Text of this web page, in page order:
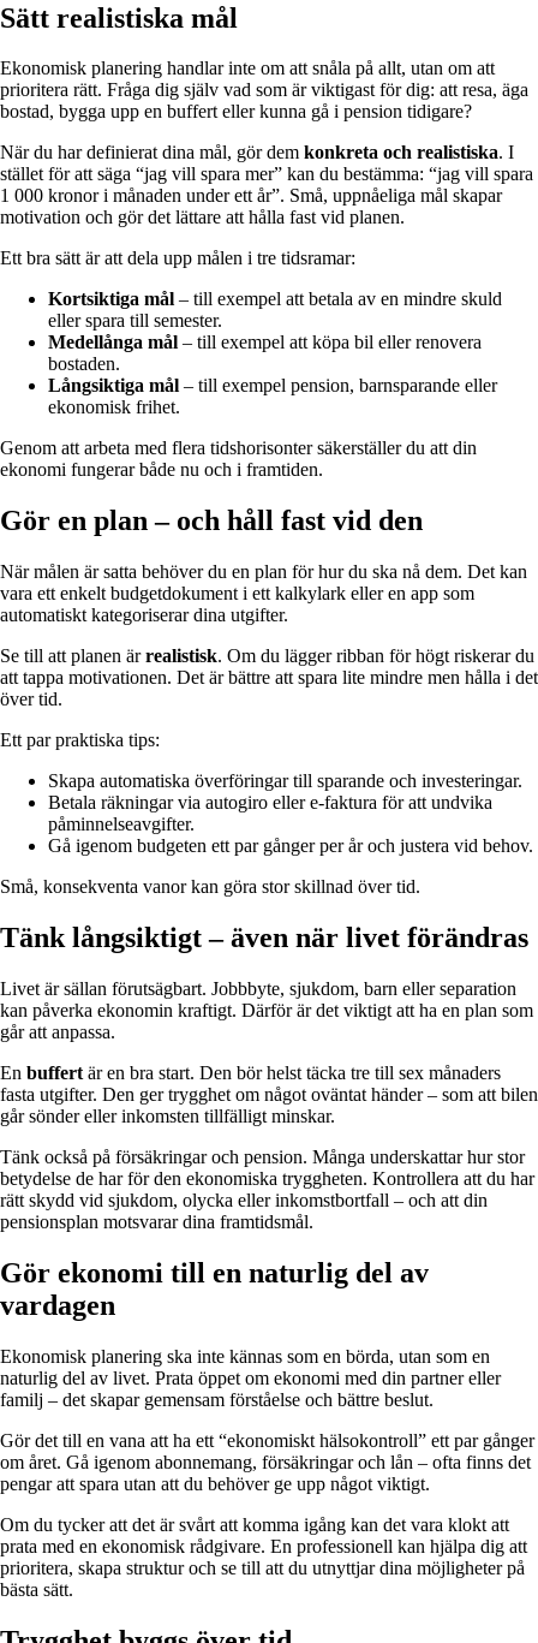
Sätt realistiska mål
Ekonomisk planering handlar inte om att snåla på allt, utan om att
prioritera rätt. Fråga dig själv vad som är viktigast för dig: att resa, äga
bostad, bygga upp en buffert eller kunna gå i pension tidigare?
När du har definierat dina mål, gör dem konkreta och realistiska. I
stället för att säga “jag vill spara mer” kan du bestämma: “jag vill spara
1 000 kronor i månaden under ett år”. Små, uppnåeliga mål skapar
motivation och gör det lättare att hålla fast vid planen.
Ett bra sätt är att dela upp målen i tre tidsramar:
Kortsiktiga mål – till exempel att betala av en mindre skuld
eller spara till semester.
Medellånga mål – till exempel att köpa bil eller renovera
bostaden.
Långsiktiga mål – till exempel pension, barnsparande eller
ekonomisk frihet.
Genom att arbeta med flera tidshorisonter säkerställer du att din
ekonomi fungerar både nu och i framtiden.
Gör en plan – och håll fast vid den
När målen är satta behöver du en plan för hur du ska nå dem. Det kan
vara ett enkelt budgetdokument i ett kalkylark eller en app som
automatiskt kategoriserar dina utgifter.
Se till att planen ärrealistisk. Om du lägger ribban för högt riskerar du
att tappa motivationen. Det är bättre att spara lite mindre men hålla i det
över tid.
Ett par praktiska tips:
Skapa automatiska överföringar till sparande och investeringar.
Betala räkningar via autogiro eller e-faktura för att undvika
påminnelseavgifter.
Gå igenom budgeten ett par gånger per år och justera vid behov.
Små, konsekventa vanor kan göra stor skillnad över tid.
Tänk långsiktigt – även när livet förändras
Livet är sällan förutsägbart. Jobbbyte, sjukdom, barn eller separation
kan påverka ekonomin kraftigt. Därför är det viktigt att ha en plan som
går att anpassa.
En buffert är en bra start. Den bör helst täcka tre till sex månaders
fasta utgifter. Den ger trygghet om något oväntat händer – som att bilen
går sönder eller inkomsten tillfälligt minskar.
Tänk också på försäkringar och pension. Många underskattar hur stor
betydelse de har för den ekonomiska tryggheten. Kontrollera att du har
rätt skydd vid sjukdom, olycka eller inkomstbortfall – och att din
pensionsplan motsvarar dina framtidsmål.
Gör ekonomi till en naturlig del av
vardagen
Ekonomisk planering ska inte kännas som en börda, utan som en
naturlig del av livet. Prata öppet om ekonomi med din partner eller
familj – det skapar gemensam förståelse och bättre beslut.
Gör det till en vana att ha ett “ekonomiskt hälsokontroll” ett par gånger
om året. Gå igenom abonnemang, försäkringar och lån – ofta finns det
pengar att spara utan att du behöver ge upp något viktigt.
Om du tycker att det är svårt att komma igång kan det vara klokt att
prata med en ekonomisk rådgivare. En professionell kan hjälpa dig att
prioritera, skapa struktur och se till att du utnyttjar dina möjligheter på
bästa sätt.